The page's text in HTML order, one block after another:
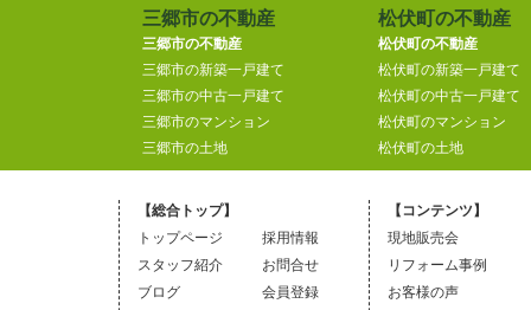
三郷市の不動産
三郷市の不動産
三郷市の新築一戸建て
三郷市の中古一戸建て
三郷市のマンション
三郷市の土地
松伏町の不動産
松伏町の不動産
松伏町の新築一戸建て
松伏町の中古一戸建て
松伏町のマンション
松伏町の土地
【総合トップ】
トップページ
スタッフ紹介
ブログ
採用情報
お問合せ
会員登録
【コンテンツ】
現地販売会
リフォーム事例
お客様の声